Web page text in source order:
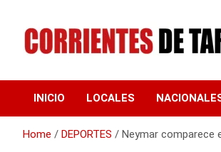
content
CORRIENTES
TARDE
INICIO LOCALES
Home DEPORTES Neymar comparece